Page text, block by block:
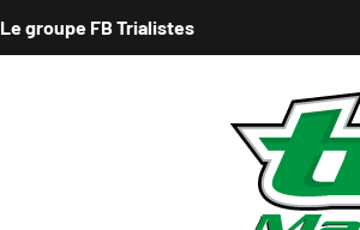
Le groupe FB Trialistes